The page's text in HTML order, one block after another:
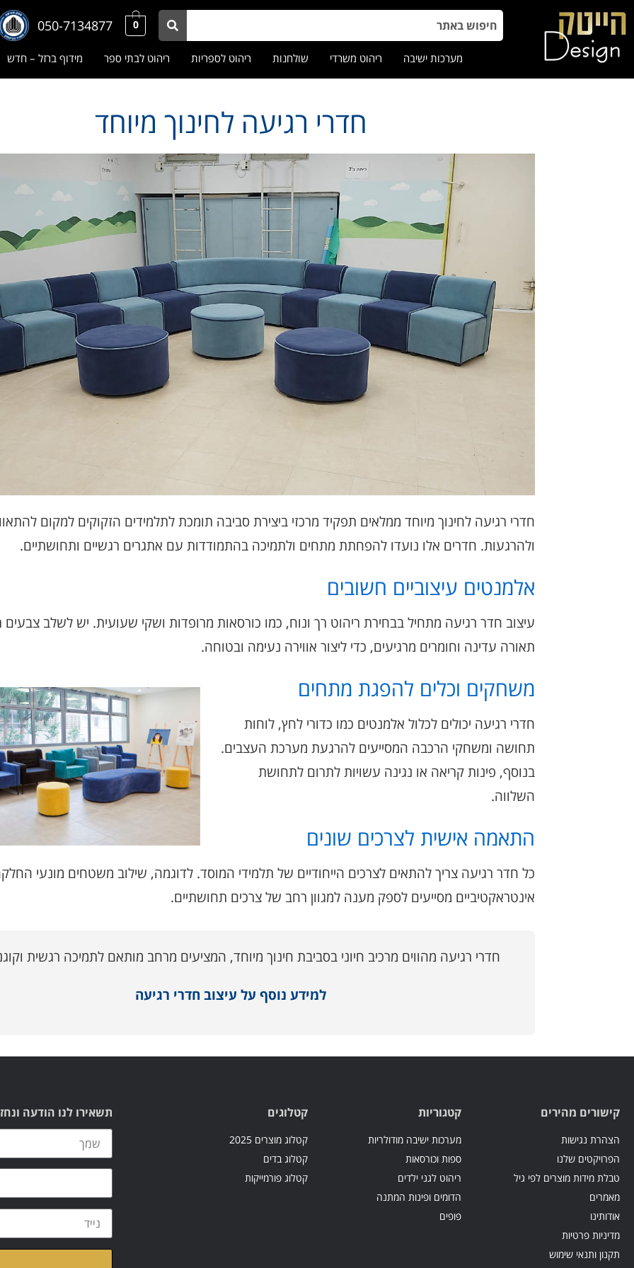
0
050-7134877
מערכות ישיבה ריהוט משרדי שולחנות ריהוט לספריות ריהוט לבתי ספר מידוף ברזל – חדש
חדרי רגיעה לחינוך מיוחד
חדרי רגיעה לחינוך מיוחד ממלאים תפקיד מרכזי ביצירת סביבה תומכת לתלמידים הזקוקים למקום
ולהרגעות. חדרים אלו נועדו להפחתת מתחים ולתמיכה בהתמודדות עם אתגרים רגשיים ותחושתיים.
אלמנטים עיצוביים חשובים
עיצוב חדר רגיעה מתחיל בבחירת ריהוט רך ונוח, כמו כורסאות מרופדות ושקי שעועית. יש לשלב צבעים
תאורה עדינה וחומרים מרגיעים, כדי ליצור אווירה נעימה ובטוחה.
משחקים וכלים להפגת מתחים
חדרי רגיעה יכולים לכלול אלמנטים כמו כדורי לחץ, לוחות
תחושה ומשחקי הרכבה המסייעים להרגעת מערכת העצבים.
בנוסף, פינות קריאה או נגינה עשויות לתרום לתחושת
השלווה.
התאמה אישית לצרכים שונים
כל חדר רגיעה צריך להתאים לצרכים הייחודיים של תלמידי המוסד. לדוגמה, שילוב משטחים מונעי
אינטראקטיביים מסייעים לספק מענה למגוון רחב של צרכים תחושתיים.
חדרי רגיעה מהווים מרכיב חיוני בסביבת חינוך מיוחד, המציעים מרחב מותאם לתמיכה רגשית
למידע נוסף על עיצוב חדרי רגיעה
קישורים מהירים
הצהרת נגישות
הפרויקטים שלנו
טבלת מידות מוצרים לפי גיל
מאמרים
אודותינו
מדיניות פרטיות
תקנון ותנאי שימוש
קטגוריות
מערכות ישיבה מודולריות
ספות וכורסאות
ריהוט לגני ילדים
הדומים ופינות המתנה
פופים
קטלוגים
קטלוג מוצרים 2025
קטלוג בדים
קטלוג פורמייקות
תשאירו לנו הודעה